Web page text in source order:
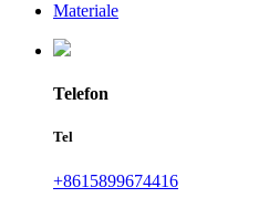
Materiale
Telefon
Tel
+8615899674416